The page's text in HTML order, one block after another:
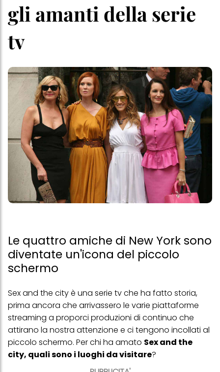
gli amanti della serie
tv
Le quattro amiche di New York sono
diventate un'icona del piccolo
schermo
Sex and the city è una serie tv che ha fatto storia,
prima ancora che arrivassero le varie piattaforme
streaming a proporci produzioni di continuo che
attirano la nostra attenzione e ci tengono incollati al
piccolo schermo. Per chi ha amato Sex and the
city, quali sono i luoghi da visitare?